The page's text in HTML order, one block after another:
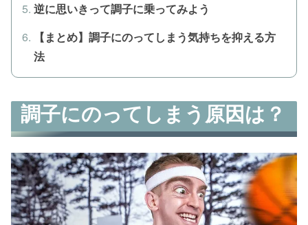
逆に思いきって調子に乗ってみよう
【まとめ】調子にのってしまう気持ちを抑える方
法
調子にのってしまう原因は？